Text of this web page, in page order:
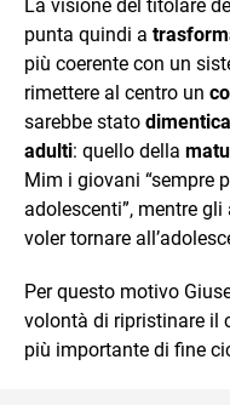
La visione del titolare
punta quindi a
più coerente con un
rimettere al centro un
sarebbe stato
adulti: quello della
Mim i giovani “sempre
adolescenti”, mentre
voler tornare
Per questo motivo
volontà di ripristinare il
più importante di fine